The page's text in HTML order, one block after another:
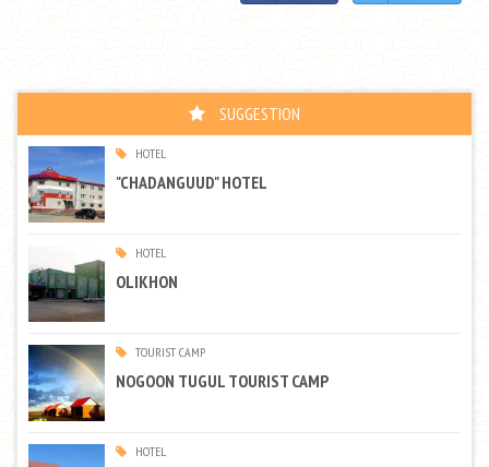
SUGGESTION
HOTEL
"CHADANGUUD" HOTEL
HOTEL
OLIKHON
TOURIST CAMP
NOGOON TUGUL TOURIST CAMP
HOTEL